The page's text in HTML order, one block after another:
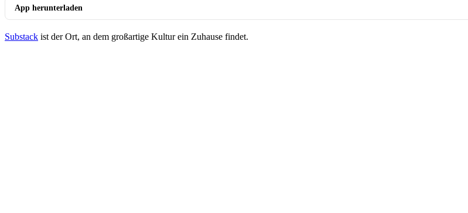
App herunterladen
Substack ist der Ort, an dem großartige Kultur ein Zuhause findet.